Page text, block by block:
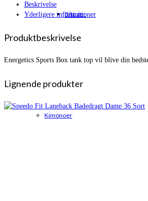
Bikinier
Kimonoer
Beskrivelse
Yderligere informationer
Produktbeskrivelse
Energetics Sports Box tank top vil blive din
Lignende produkter